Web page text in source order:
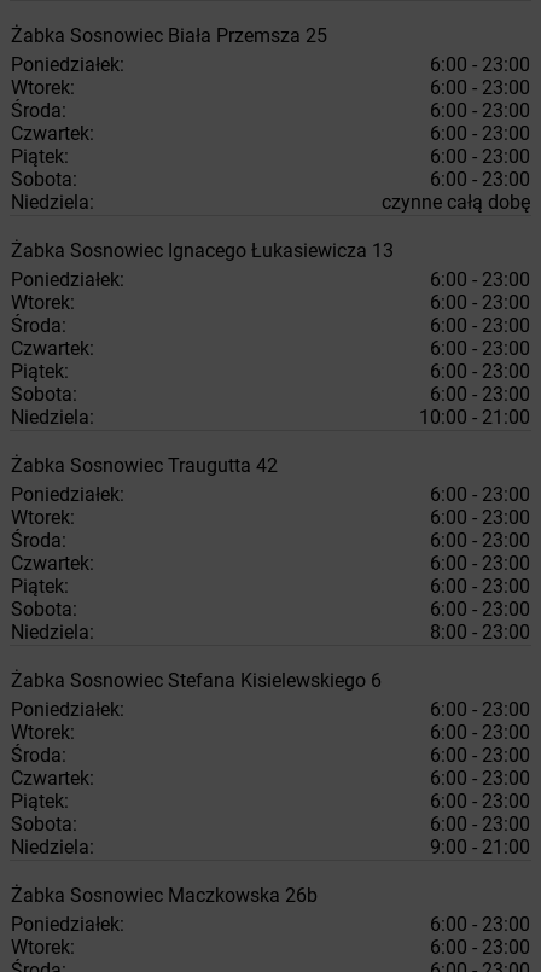
Żabka Sosnowiec Biała Przemsza 25
Poniedziałek:
6:00 - 23:00
Wtorek:
6:00 - 23:00
Środa:
6:00 - 23:00
Czwartek:
6:00 - 23:00
Piątek:
6:00 - 23:00
Sobota:
6:00 - 23:00
Niedziela:
czynne całą dobę
Żabka Sosnowiec Ignacego Łukasiewicza 13
Poniedziałek:
6:00 - 23:00
Wtorek:
6:00 - 23:00
Środa:
6:00 - 23:00
Czwartek:
6:00 - 23:00
Piątek:
6:00 - 23:00
Sobota:
6:00 - 23:00
Niedziela:
10:00 - 21:00
Żabka Sosnowiec Traugutta 42
Poniedziałek:
6:00 - 23:00
Wtorek:
6:00 - 23:00
Środa:
6:00 - 23:00
Czwartek:
6:00 - 23:00
Piątek:
6:00 - 23:00
Sobota:
6:00 - 23:00
Niedziela:
8:00 - 23:00
Żabka Sosnowiec Stefana Kisielewskiego 6
Poniedziałek:
6:00 - 23:00
Wtorek:
6:00 - 23:00
Środa:
6:00 - 23:00
Czwartek:
6:00 - 23:00
Piątek:
6:00 - 23:00
Sobota:
6:00 - 23:00
Niedziela:
9:00 - 21:00
Żabka Sosnowiec Maczkowska 26b
Poniedziałek:
6:00 - 23:00
Wtorek:
6:00 - 23:00